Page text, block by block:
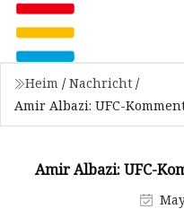
Heim / Nachricht /
Amir Albazi: UFC-
Amir Albazi: UFC-